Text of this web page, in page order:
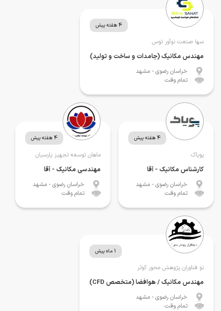
4 هفته پیش
سها صنعت نوآور توس
مهندس مکانیک (جامدات و ساخت و تولید)
خراسان رضوی - مشهد
تمام وقت
4 هفته پیش
پویاک
کارشناس مکانیک - آقا
خراسان رضوی - مشهد
تمام وقت
4 هفته پیش
ماهان توسعه تجهیز پارسیان
مهندسی مکانیک - آقا
خراسان رضوی - مشهد
تمام وقت
1 ماه پیش
نو فناوران پژوهش محور کوثر
مهندس مکانیک / هوافضا (متخصص CFD)
خراسان رضوی - مشهد
تمام وقت